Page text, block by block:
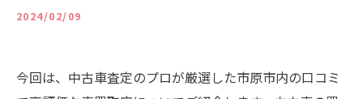
2024/02/09
今回は、中古車査定のプロが厳選した市原市内の口コミ